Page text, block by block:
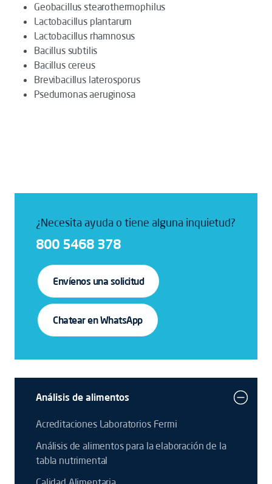
Geobacillus stearothermophilus
Lactobacillus plantarum
Lactobacillus rhamnosus
Bacillus subtilis
Bacillus cereus
Brevibacillus laterosporus
Psedumonas aeruginosa
¿Necesita ayuda o tiene alguna inquietud?
800 5468 378
Envíenos una solicitud
Chatear en WhatsApp
Análisis de alimentos
Acreditaciones Laboratorios Fermi
Análisis de alimentos para la elaboración de la
tabla nutrimental